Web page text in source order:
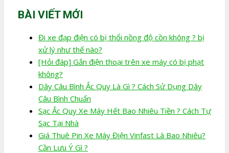
BÀI VIẾT MỚI
Đi xe đạp điện có bị thổi nồng độ cồn không ? bị
xử lý như thế nào?
[Hỏi đáp] Gắn điện thoại trên xe máy có bị phạt
không?
Dây Câu Bình Ắc Quy Là Gì ? Cách Sử Dụng Dây
Câu Bình Chuẩn
Sạc Ắc Quy Xe Máy Hết Bao Nhiêu Tiền ? Cách Tự
Sạc Tại Nhà
Giá Thuê Pin Xe Máy Điện Vinfast Là Bao Nhiêu?
Cần Lưu Ý Gì ?